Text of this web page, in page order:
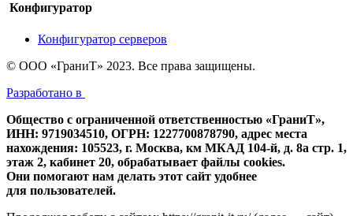
Конфигуратор
Конфигуратор серверов
© ООО «ГраниТ» 2023. Все права защищены.
Разработано в
Общество с ограниченной ответственностью «ГраниТ»,
ИНН: 9719034510, ОГРН: 1227700878790, адрес места
нахождения: 105523, г. Москва, км МКАД 104-й, д. 8а стр. 1,
этаж 2, кабинет 20, обрабатывает файлы cookies.
Они помогают нам делать этот сайт удобнее
для пользователей.